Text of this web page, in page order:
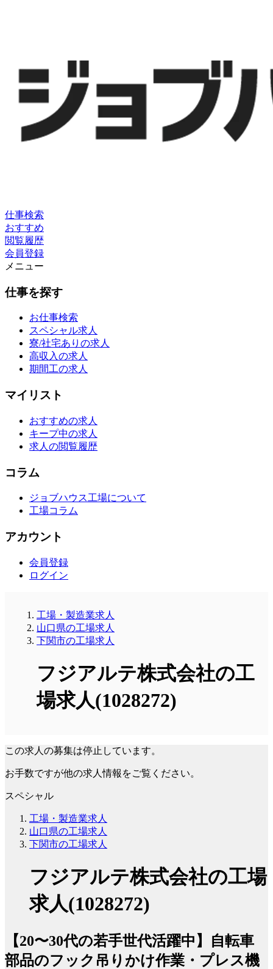
仕事検索
おすすめ
閲覧履歴
会員登録
メニュー
仕事を探す
お仕事検索
スペシャル求人
寮/社宅ありの求人
高収入の求人
期間工の求人
マイリスト
おすすめの求人
キープ中の求人
求人の閲覧履歴
コラム
ジョブハウス工場について
工場コラム
アカウント
会員登録
ログイン
工場・製造業求人
山口県の工場求人
下関市の工場求人
フジアルテ株式会社の工
場求人(1028272)
この求人の募集は停止しています。
お手数ですが他の求人情報をご覧ください。
スペシャル
工場・製造業求人
山口県の工場求人
下関市の工場求人
フジアルテ株式会社の工場
求人(1028272)
【20〜30代の若手世代活躍中】自転車
部品のフック吊りかけ作業・プレス機